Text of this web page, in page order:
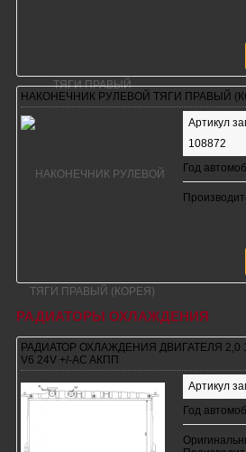
НАКОНЕЧНИК РУЛЕВОЙ ТЯГИ ПРАВЫЙ
Артикул
108872
Год
РАДИАТОРЫ ОХЛАЖДЕНИЯ
РАДИАТОР ОХЛАЖДЕНИЯ ДВИГАТЕЛЯ 2,0
V6 24V +/-AC AКПП
Артикул
Год